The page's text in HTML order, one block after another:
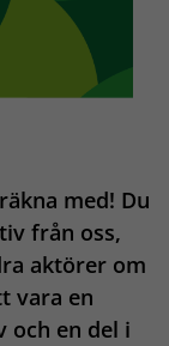
med! Du
från oss,
aktörer om
vara en
en del i